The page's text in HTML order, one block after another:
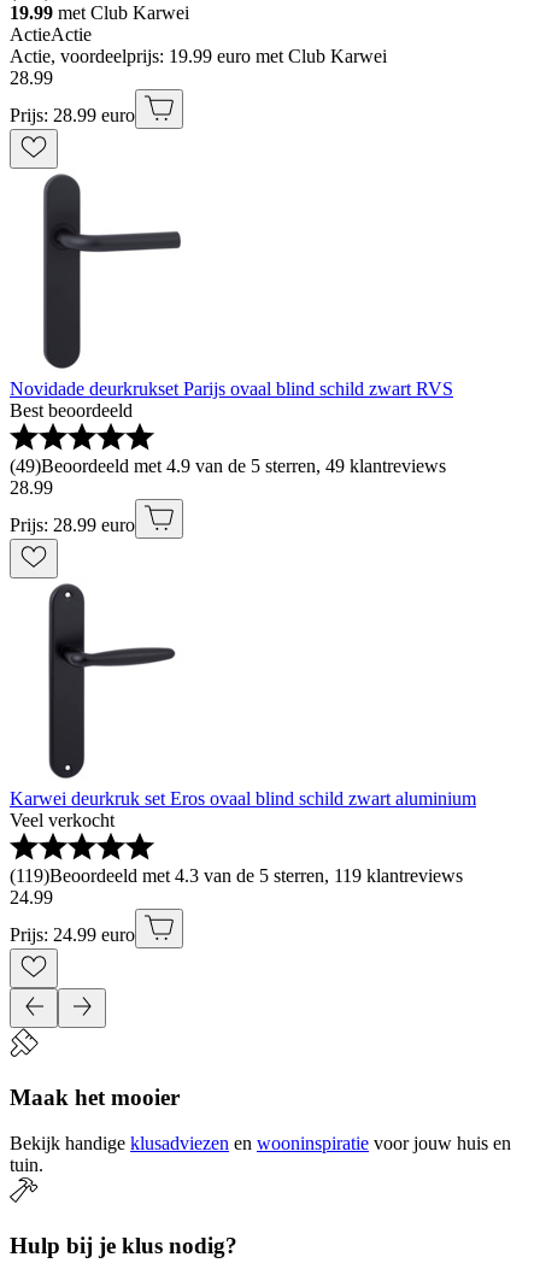
19.99 met Club Karwei
ActieActie
Actie, voordeelprijs: 19.99 euro met Club Karwei
28.99
Prijs: 28.99 euro
Novidade deurkrukset Parijs ovaal blind schild zwart RVS
Best beoordeeld
(49)Beoordeeld met 4.9 van de 5 sterren, 49 klantreviews
28.99
Prijs: 28.99 euro
Karwei deurkruk set Eros ovaal blind schild zwart aluminium
Veel verkocht
(119)Beoordeeld met 4.3 van de 5 sterren, 119 klantreviews
24.99
Prijs: 24.99 euro
Maak het mooier
Bekijk handige klusadviezen en wooninspiratie voor jouw huis en
tuin.
Hulp bij je klus nodig?